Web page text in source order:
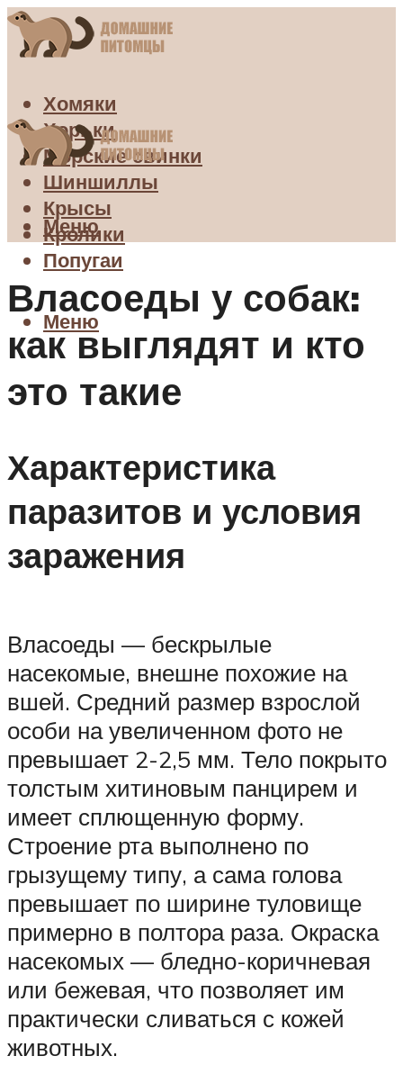
Хомяки
Хорьки
Морские свинки
Шиншиллы
Крысы
Кролики
Попугаи
Меню
Меню
Власоеды у собак:
как выглядят и кто
это такие
Характеристика
паразитов и условия
заражения
Власоеды — бескрылые
насекомые, внешне похожие на
вшей. Средний размер взрослой
особи на увеличенном фото не
превышает 2-2,5 мм. Тело покрыто
толстым хитиновым панцирем и
имеет сплющенную форму.
Строение рта выполнено по
грызущему типу, а сама голова
превышает по ширине туловище
примерно в полтора раза. Окраска
насекомых — бледно-коричневая
или бежевая, что позволяет им
практически сливаться с кожей
животных.